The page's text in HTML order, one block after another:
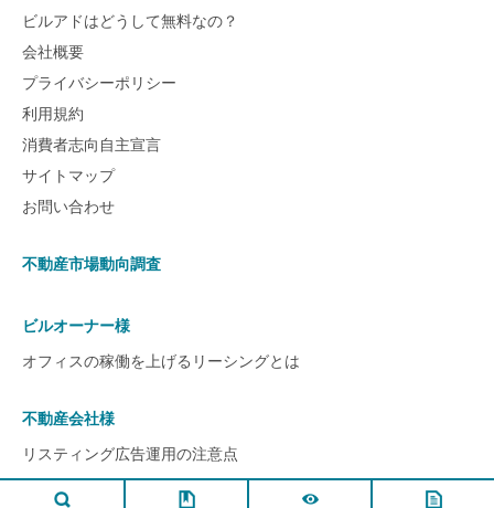
ビルアドはどうして無料なの？
会社概要
プライバシーポリシー
利用規約
消費者志向自主宣言
サイトマップ
お問い合わせ
不動産市場動向調査
ビルオーナー様
オフィスの稼働を上げるリーシングとは
不動産会社様
リスティング広告運用の注意点
ページ